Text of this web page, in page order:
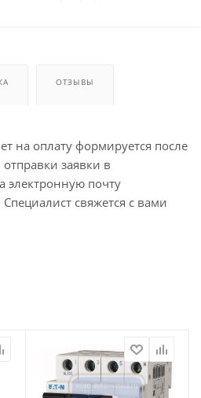
ОТЗЫВЫ
на оплату формируется после
заявки в
электронную почту
Специалист свяжется с вами